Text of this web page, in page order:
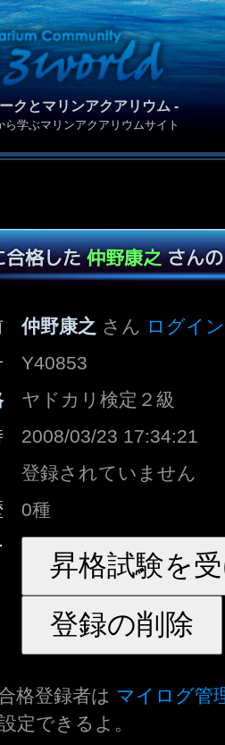
クとマリンアクアリウム -
学ぶマリンアクアリウムサイト
合格した仲野康之さん
仲野康之 さん ログイン
Y40853
ヤドカリ検定２級
2008/03/23 17:34:21
登録されていません
0種
格登録者は マイログ管
定できるよ。